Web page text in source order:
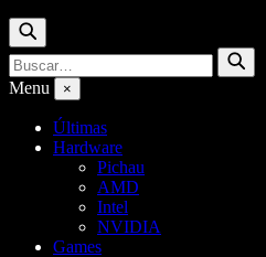
Buscar
Buscar
por:
Buscar
Menu ×
Últimas
Hardware
Pichau
AMD
Intel
NVIDIA
Games